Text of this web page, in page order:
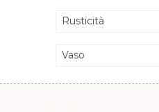
Rusticità
Vaso